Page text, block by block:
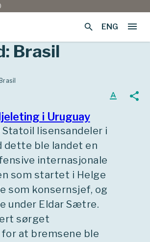
menu
search ENG
Brasil
Brasil
i Uruguay
text_format share
lisensandeler i
dette ble landet en
internasjonale
som startet i Helge
som konsernsjef, og
under Eldar Sætre.
sørget
at bremsene ble